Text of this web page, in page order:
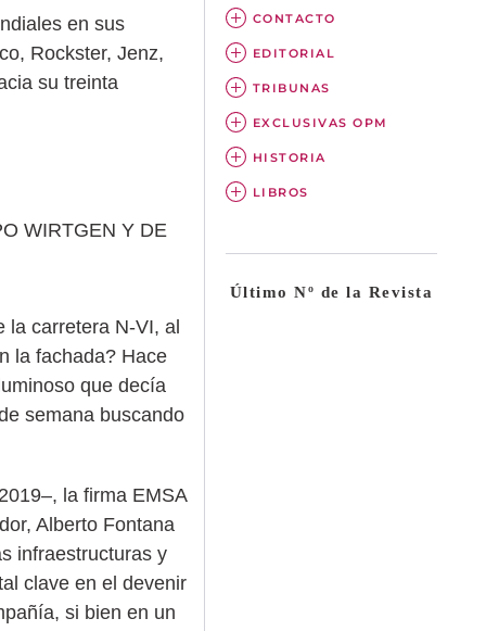
en sus
Rockster, Jenz,
su treinta
WIRTGEN Y DE
la carretera N-VI, al
la fachada? Hace
que decía
semana buscando
la firma EMSA
Alberto Fontana
infraestructuras y
clave en el devenir
si bien en un
CONTACTO
EDITORIAL
TRIBUNAS
EXCLUSIVAS OPM
HISTORIA
LIBROS
Último Nº de la Revista